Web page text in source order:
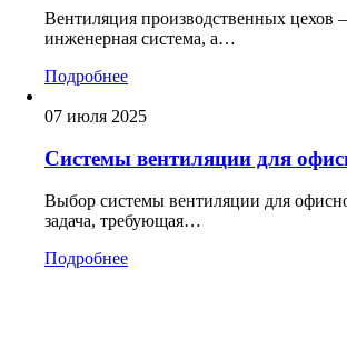
Вентиляция производственных цехов
инженерная система, а…
Подробнее
07 июля 2025
Системы вентиляции для
Выбор системы вентиляции для
задача, требующая…
Подробнее